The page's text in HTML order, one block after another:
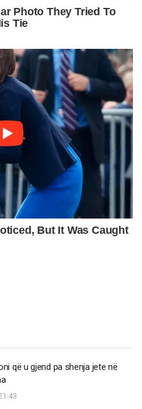
që u gjend pa shenja jete në